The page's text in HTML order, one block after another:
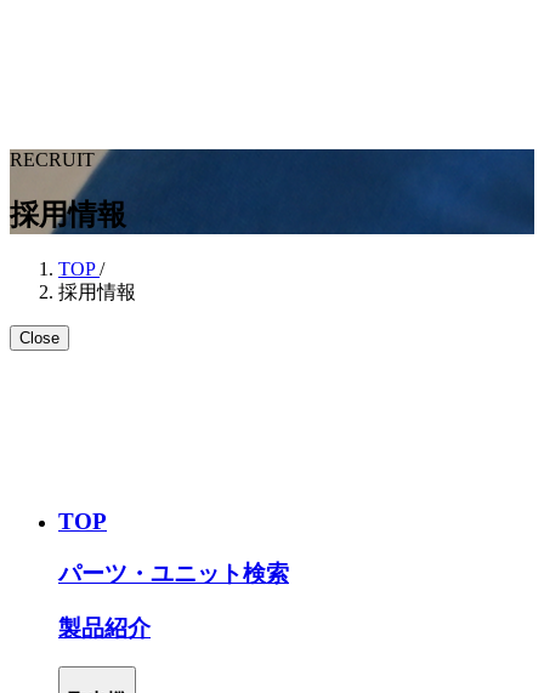
RECRUIT
採用情報
TOP/
採用情報
Close
TOP
パーツ・ユニット検索
製品紹介